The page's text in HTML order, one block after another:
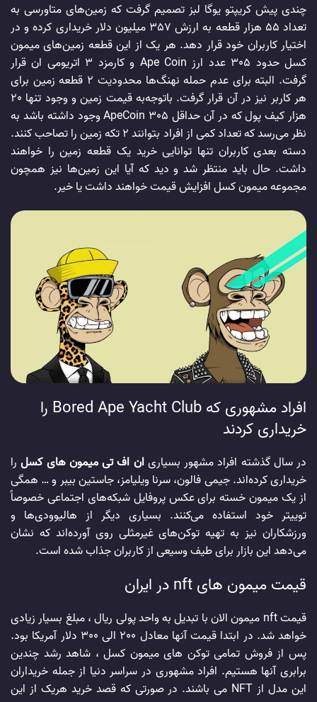
چندی پیش کریپتو یوگا لبز تصمیم گرفت که زمین‌های متاورسی به
تعداد 55 هزار قطعه به ارزش 357 میلیون دلار خریداری کرده و در
اختیار کاربران خود قرار دهد. هر یک از این قطعه زمین‌های میمون
کسل حدود 305 عدد ارز Ape Coin و کارمزد 3 اتریومی ان قرار
گرفت. البته برای عدم حمله نهنگ‌ها محدودیت 2 قطعه زمین برای
هر کاربر نیز در آن قرار گرفت. باتوجه‌به قیمت زمین و وجود تنها 20
هزار کیف پول که در آن حداقل 305 ApeCoin وجود داشته باشد به
نظر می‌رسد که تعداد کمی از افراد بتوانند 2 تکه زمین را تصاحب کنند.
دسته بعدی کاربران تنها توانایی خرید یک قطعه زمین را خواهند
داشت. حال باید منتظر شد و دید که آیا این زمین‌ها نیز همچون
مجموعه میمون کسل افزایش قیمت خواهند داشت یا خیر.
افراد مشهوری که Bored Ape Yacht Club را
خریداری کردند
در سال گذشته افراد مشهور بسیاریان اف تی میمون های کسلرا
خریداری کرده‌اند. جیمی فالون، سرنا ویلیامز، جاستین بیبر و … همگی
از یک میمون خسته برای عکس پروفایل شبکه‌های اجتماعی خصوصاً
توییتر خود استفاده می‌کنند. بسیاری دیگر از هالیوودی‌ها و
ورزشکاران نیز به تهیه توکن‌های غیرمثلی روی آورده‌اند که نشان
می‌دهد این بازار برای طیف وسیعی از کاربران جذاب شده است.
قیمت میمون های nft در ایران
قیمت nft میمون الان با تبدیل به واحد پولی ریال ، مبلغ بسیار زیادی
خواهد شد. در ابتدا قیمت آنها معادل 200 الی 300 دلار آمریکا بود.
پس از فروش تمامی توکن های میمون کسل ، شاهد رشد چندین
برابری آنها هستیم. افراد مشهوری در سراسر دنیا از جمله خریداران
این مدل از NFT می باشند. در صورتی که قصد خرید هریک از این